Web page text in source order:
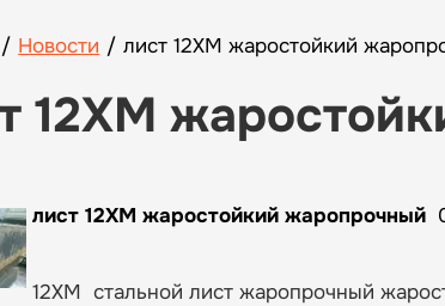
/ Новости / лист 12ХМ жаростойкий
12ХМ
лист 12ХМ жаростойкий жаропрочный
12ХМ стальной лист жаропрочный